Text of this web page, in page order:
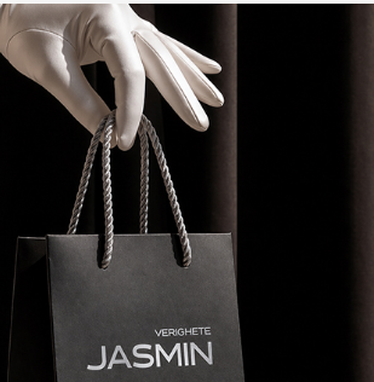
plăcut surprins(ă) de atenția la detalii.
este netedă și bine lucrată.